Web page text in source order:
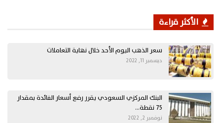
الأكثر قراءة
سعر الذهب اليوم الأحد خلال نهاية التعاملات
ديسمبر 11, 2022
البنك المركزي السعودي يقرر رفع أسعار الفائدة بمقدار
75 نقطة…
نوفمبر 2, 2022